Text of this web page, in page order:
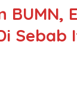
BUMN,
Sebab